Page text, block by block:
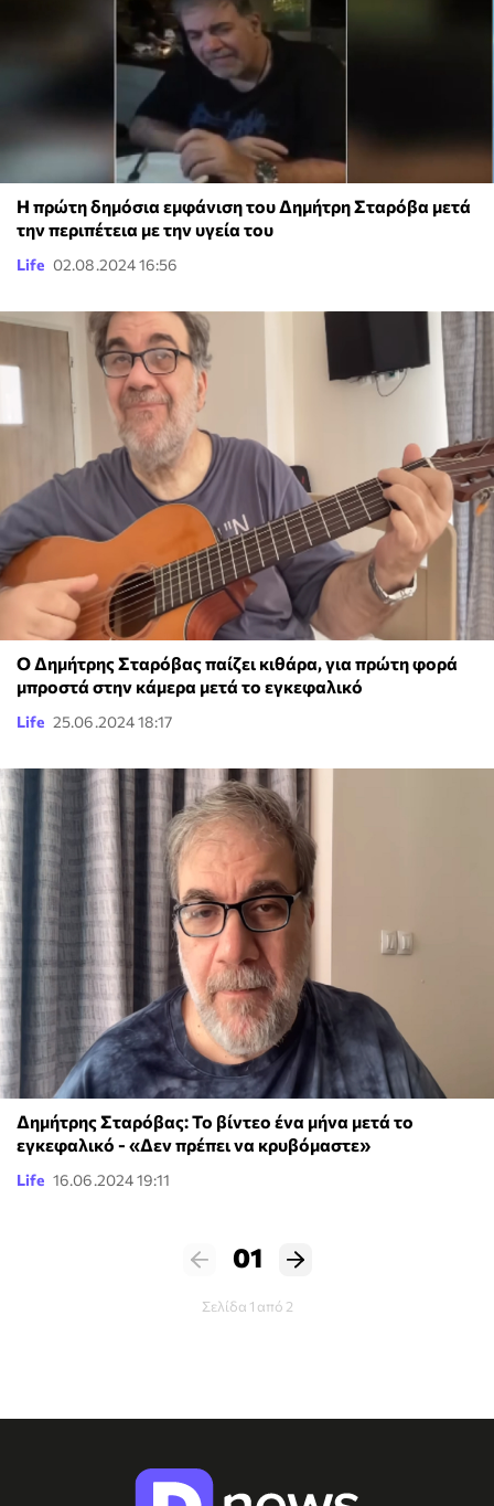
Η πρώτη δημόσια εμφάνιση του Δημήτρη Σταρόβα μετά
την περιπέτεια με την υγεία του
Life 02.08.2024 16:56
Ο Δημήτρης Σταρόβας παίζει κιθάρα, για πρώτη φορά
μπροστά στην κάμερα μετά το εγκεφαλικό
Life 25.06.2024 18:17
Δημήτρης Σταρόβας: Το βίντεο ένα μήνα μετά το
εγκεφαλικό - «Δεν πρέπει να κρυβόμαστε»
Life 16.06.2024 19:11
01
Σελίδα 1 από 2